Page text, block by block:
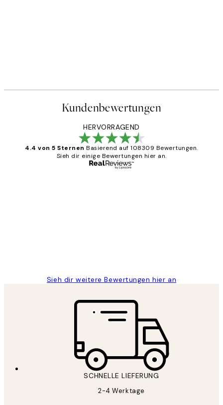
Kundenbewertungen
HERVORRAGEND
4.4 von 5 Sternen Basierend auf 108309 Bewertungen.
Sieh dir einige Bewertungen hier an.
Sieh dir weitere Bewertungen hier an
SCHNELLE LIEFERUNG
2-4 Werktage